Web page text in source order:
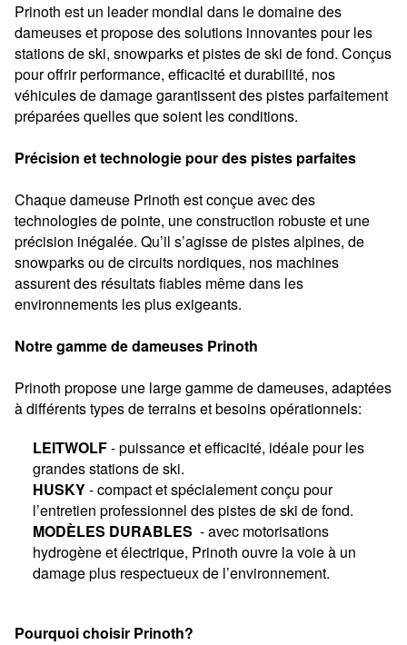
Prinoth est un leader mondial dans le domaine des
dameuses et propose des solutions innovantes pour les
stations de ski, snowparks et pistes de ski de fond. Conçus
pour offrir performance, efficacité et durabilité, nos
véhicules de damage garantissent des pistes parfaitement
préparées quelles que soient les conditions.
Précision et technologie pour des pistes parfaites
Chaque dameuse Prinoth est conçue avec des
technologies de pointe, une construction robuste et une
précision inégalée. Qu’il s’agisse de pistes alpines, de
snowparks ou de circuits nordiques, nos machines
assurent des résultats fiables même dans les
environnements les plus exigeants.
Notre gamme de dameuses Prinoth
Prinoth propose une large gamme de dameuses, adaptées
à différents types de terrains et besoins opérationnels:
LEITWOLF- puissance et efficacité, idéale pour les
grandes stations de ski.
HUSKY- compact et spécialement conçu pour
l’entretien professionnel des pistes de ski de fond.
MODÈLES DURABLES -avec motorisations
hydrogène et électrique, Prinoth ouvre la voie à un
damage plus respectueux de l’environnement.
Pourquoi choisir Prinoth?